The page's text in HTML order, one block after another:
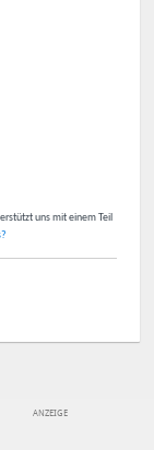
uns mit einem Teil